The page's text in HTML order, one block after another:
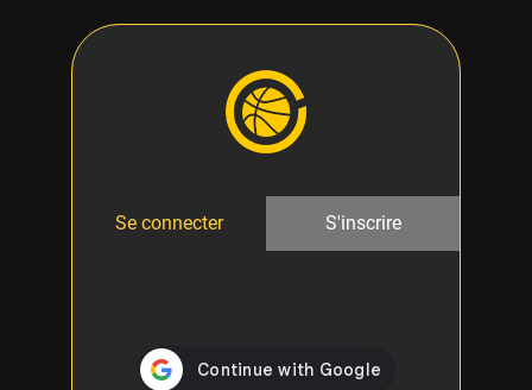
Se connecter S'inscrire